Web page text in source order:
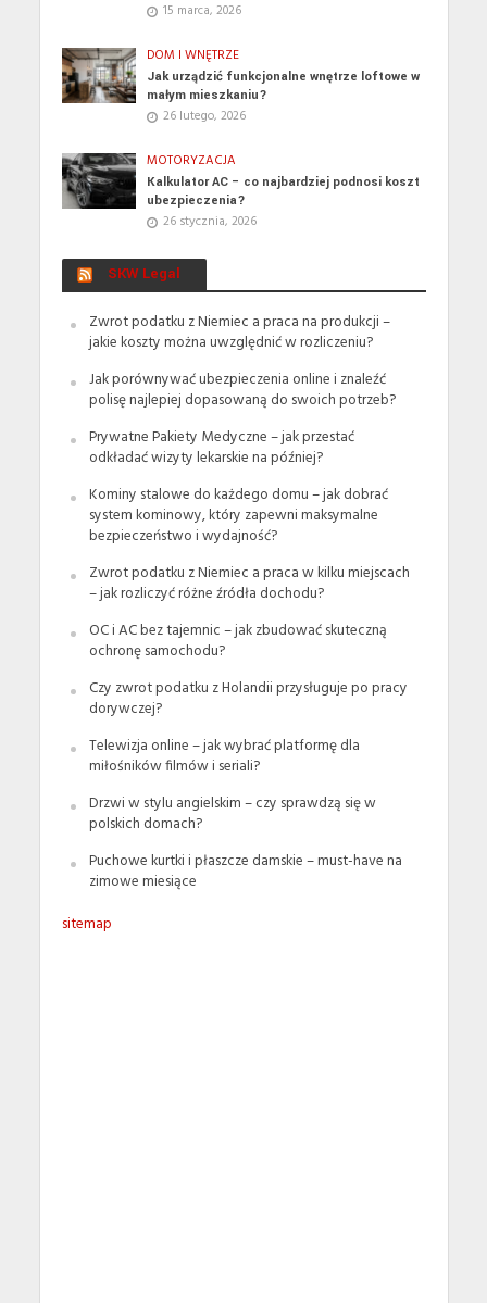
15 marca, 2026
DOM I WNĘTRZE
Jak urządzić funkcjonalne wnętrze loftowe w
małym mieszkaniu?
26 lutego, 2026
MOTORYZACJA
Kalkulator AC – co najbardziej podnosi koszt
ubezpieczenia?
26 stycznia, 2026
SKW Legal
Zwrot podatku z Niemiec a praca na produkcji –
jakie koszty można uwzględnić w rozliczeniu?
Jak porównywać ubezpieczenia online i znaleźć
polisę najlepiej dopasowaną do swoich potrzeb?
Prywatne Pakiety Medyczne – jak przestać
odkładać wizyty lekarskie na później?
Kominy stalowe do każdego domu – jak dobrać
system kominowy, który zapewni maksymalne
bezpieczeństwo i wydajność?
Zwrot podatku z Niemiec a praca w kilku miejscach
– jak rozliczyć różne źródła dochodu?
OC i AC bez tajemnic – jak zbudować skuteczną
ochronę samochodu?
Czy zwrot podatku z Holandii przysługuje po pracy
dorywczej?
Telewizja online – jak wybrać platformę dla
miłośników filmów i seriali?
Drzwi w stylu angielskim – czy sprawdzą się w
polskich domach?
Puchowe kurtki i płaszcze damskie – must-have na
zimowe miesiące
sitemap